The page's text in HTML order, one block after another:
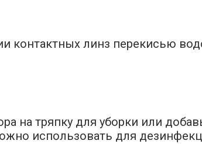
линз перекисью
на тряпку для уборки или
использовать для